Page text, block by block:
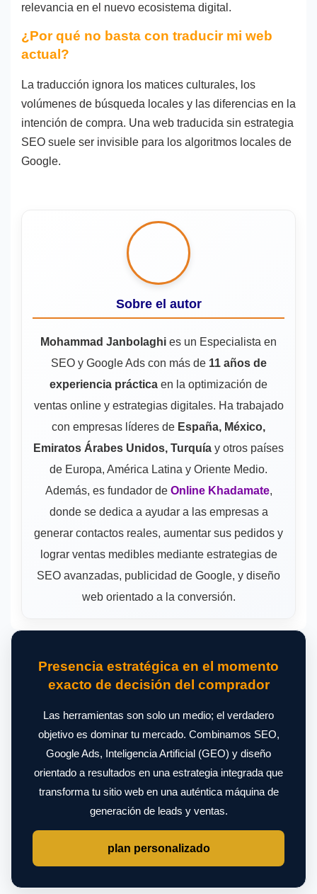
relevancia en el nuevo ecosistema digital.
¿Por qué no basta con traducir mi web
actual?
La traducción ignora los matices culturales, los
volúmenes de búsqueda locales y las diferencias en la
intención de compra. Una web traducida sin estrategia
SEO suele ser invisible para los algoritmos locales de
Google.
Sobre el autor
Mohammad Janbolaghi es un Especialista en
SEO y Google Ads con más de 11 años de
experiencia práctica en la optimización de
ventas online y estrategias digitales. Ha trabajado
con empresas líderes de España, México,
Emiratos Árabes Unidos, Turquía y otros países
de Europa, América Latina y Oriente Medio.
Además, es fundador de Online Khadamate,
donde se dedica a ayudar a las empresas a
generar contactos reales, aumentar sus pedidos y
lograr ventas medibles mediante estrategias de
SEO avanzadas, publicidad de Google, y diseño
web orientado a la conversión.
Presencia estratégica en el momento
exacto de decisión del comprador
Las herramientas son solo un medio; el verdadero
objetivo es dominar tu mercado. Combinamos SEO,
Google Ads, Inteligencia Artificial (GEO) y diseño
orientado a resultados en una estrategia integrada que
transforma tu sitio web en una auténtica máquina de
generación de leads y ventas.
plan personalizado